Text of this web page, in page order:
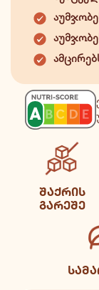
ᲨᲐᲥᲠᲘᲡ
ᲒᲐᲠᲔᲨᲔ